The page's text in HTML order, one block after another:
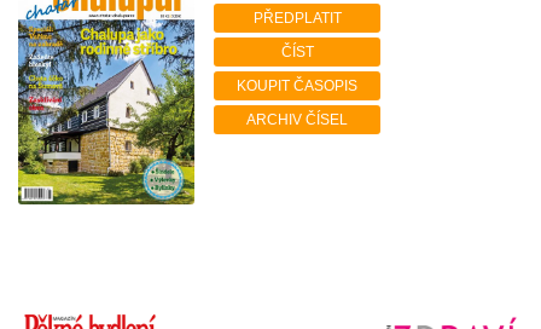
PŘEDPLATIT
ČÍST
KOUPIT ČASOPIS
ARCHIV ČÍSEL